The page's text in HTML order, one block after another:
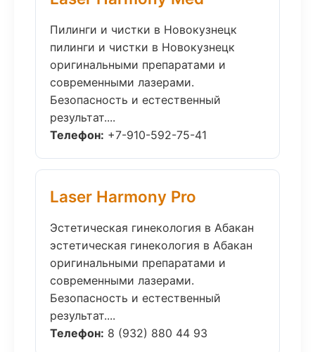
Пилинги и чистки в Новокузнецк
пилинги и чистки в Новокузнецк
оригинальными препаратами и
современными лазерами.
Безопасность и естественный
результат....
Телефон: +7-910-592-75-41
Laser Harmony Pro
Эстетическая гинекология в Абакан
эстетическая гинекология в Абакан
оригинальными препаратами и
современными лазерами.
Безопасность и естественный
результат....
Телефон: 8 (932) 880 44 93